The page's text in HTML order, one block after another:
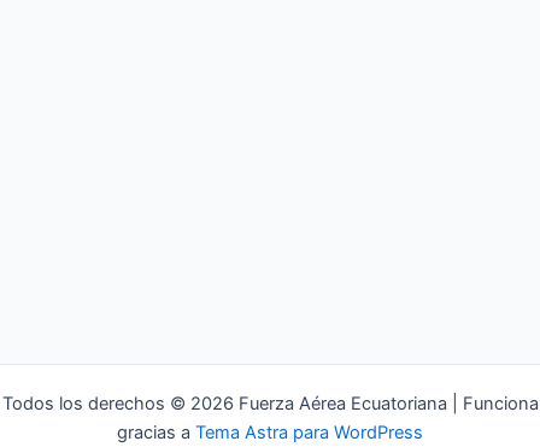
Todos los derechos © 2026 Fuerza Aérea Ecuatoriana | Funciona
gracias a Tema Astra para WordPress